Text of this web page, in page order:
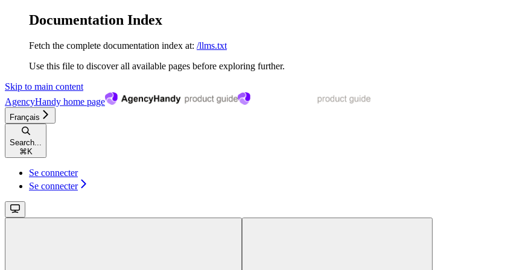
Documentation Index
Fetch the complete documentation index at: /llms.txt
Use this file to discover all available pages before exploring further.
Skip to main content
AgencyHandy home page
Français
Search...
⌘ K
Se connecter
Se connecter